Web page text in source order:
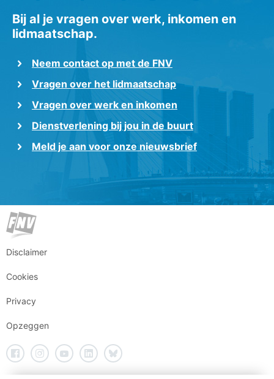
Bij al je vragen over werk, inkomen en
lidmaatschap.
Neem contact op met de FNV
Vragen over het lidmaatschap
Vragen over werk en inkomen
Dienstverlening bij jou in de buurt
Meld je aan voor onze nieuwsbrief
Disclaimer
Cookies
Privacy
Opzeggen